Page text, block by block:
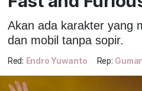
Akan ada karakter yang
dan mobil tanpa sopir.
Red: Endro Yuwanto Rep: